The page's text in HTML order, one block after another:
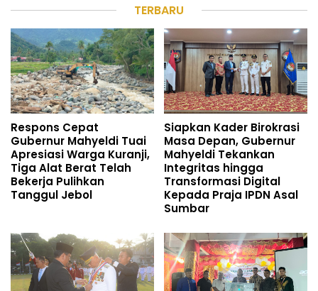
TERBARU
Respons Cepat
Gubernur Mahyeldi Tuai
Apresiasi Warga Kuranji,
Tiga Alat Berat Telah
Bekerja Pulihkan
Tanggul Jebol
Siapkan Kader Birokrasi
Masa Depan, Gubernur
Mahyeldi Tekankan
Integritas hingga
Transformasi Digital
Kepada Praja IPDN Asal
Sumbar